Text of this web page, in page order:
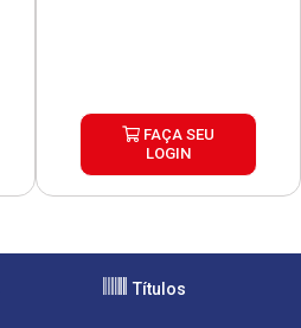
FAÇA SEU
LOGIN
Títulos